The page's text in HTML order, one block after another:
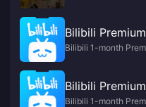
Bilibili
Bilibili 1-month
Bilibili
Bilibili 1-month